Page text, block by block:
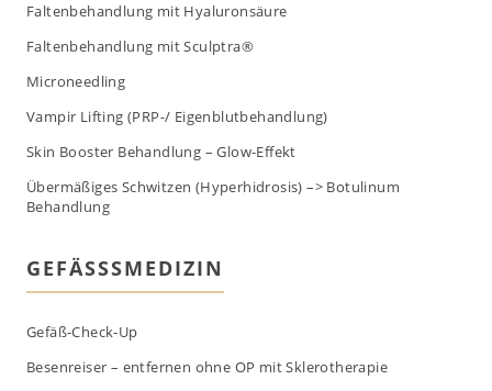
Faltenbehandlung mit Hyaluronsäure
Faltenbehandlung mit Sculptra®
Microneedling
Vampir Lifting (PRP-/ Eigenblutbehandlung)
Skin Booster Behandlung – Glow-Effekt
Übermäßiges Schwitzen (Hyperhidrosis) –> Botulinum
Behandlung
GEFÄSSSMEDIZIN
Gefäß-Check-Up
Besenreiser – entfernen ohne OP mit Sklerotherapie